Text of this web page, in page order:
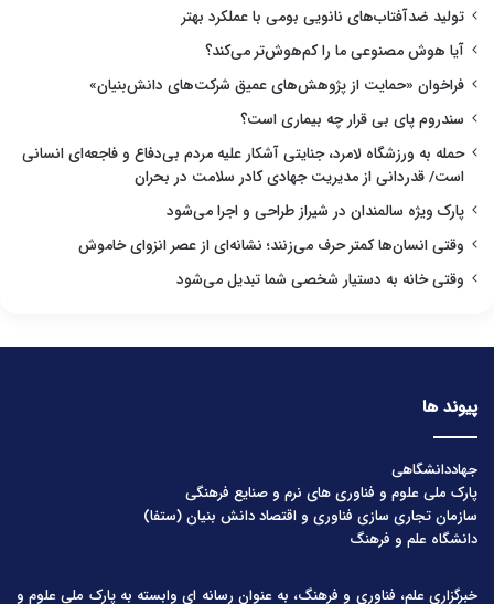
تولید ضدآفتاب‌های نانویی بومی با عملکرد بهتر
آیا هوش مصنوعی ما را کم‌هوش‌تر می‌کند؟
فراخوان «حمایت از پژوهش‌های عمیق شرکت‌های دانش‌بنیان»
سندروم پای بی قرار چه بیماری است؟
حمله به ورزشگاه لامرد، جنایتی آشکار علیه مردم بی‌دفاع و فاجعه‌ای انسانی
است/ قدردانی از مدیریت جهادی کادر سلامت در بحران
پارک ویژه سالمندان در شیراز طراحی و اجرا می‌شود
وقتی انسان‌ها کمتر حرف می‌زنند؛ نشانه‌ای از عصر انزوای خاموش
وقتی خانه به دستیار شخصی شما تبدیل می‌شود
پیوند ها
جهاددانشگاهی
پارک ملی علوم و فناوری های نرم و صنایع فرهنگی
سازمان تجاری سازی فناوری و اقتصاد دانش بنیان (ستفا)
دانشگاه علم و فرهنگ
خبرگزاری علم، فناوری و فرهنگ، به عنوان رسانه ای وابسته به پارک ملی علوم و